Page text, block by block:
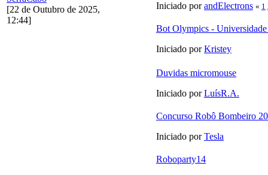
[22 de Outubro de 2025,
12:44]
Iniciado porandElectrons « 1
Bot Olympics -
Iniciado porKristey
Duvidas micromouse
Iniciado porLuísR.A.
Concurso Robô Bombeiro
Iniciado porTesla
Roboparty14